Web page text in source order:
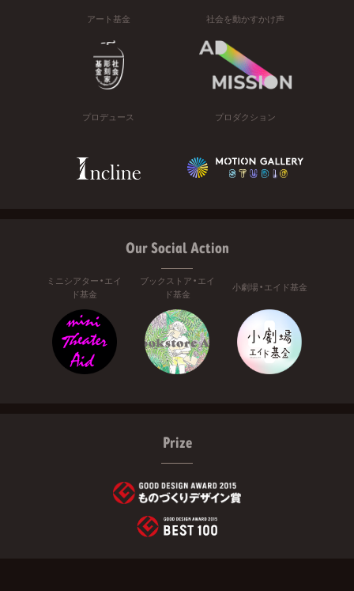
アート基金 社会を動かすかけ声
プロデュース プロダクション
Our Social Action
ミニシアター・エイ
ド基金
ブックストア・エイ
ド基金
小劇場・エイド基金
Prize